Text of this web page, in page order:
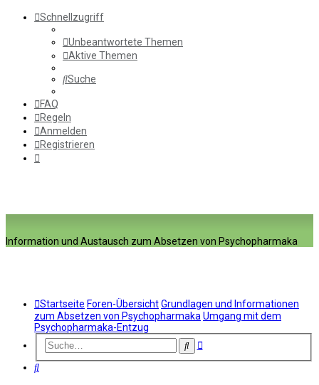
Schnellzugriff
Unbeantwortete Themen
Aktive Themen
Suche
FAQ
Regeln
Anmelden
Registrieren
Information und Austausch zum Absetzen von Psychopharmaka
Startseite Foren-ÜbersichtGrundlagen und Informationen
zum Absetzen von Psychopharmaka Umgang mit dem
Psychopharmaka-Entzug
SucheErweiterte
Suche